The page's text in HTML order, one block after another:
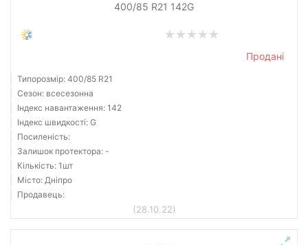
400/85 R21 142G
Продані
Типорозмір: 400/85 R21
Сезон: всесезонна
Індекс навантаження: 142
Індекс швидкості: G
Посиленість:
Залишок протектора: -
Кількість: 1шт
Місто: Дніпро
Продавець:
(28.10.22)